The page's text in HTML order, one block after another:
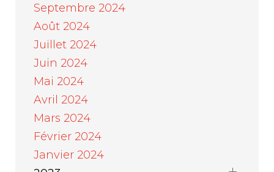
Septembre 2024
Août 2024
Juillet 2024
Juin 2024
Mai 2024
Avril 2024
Mars 2024
Février 2024
Janvier 2024